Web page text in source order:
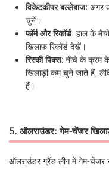
विकेटकीपर बल्लेबाज: अगर
चुनें।
फॉर्म और रिकॉर्ड: हाल के
खिलाफ रिकॉर्ड देखें।
रिस्की पिक्स: नीचे के क्रम
खिलाड़ी कम चुने जाते हैं,
हैं।
5. ऑलराउंडर: गेम-चेंजर
ऑलराउंडर ग्रैंड लीग में गेम-चेंजर